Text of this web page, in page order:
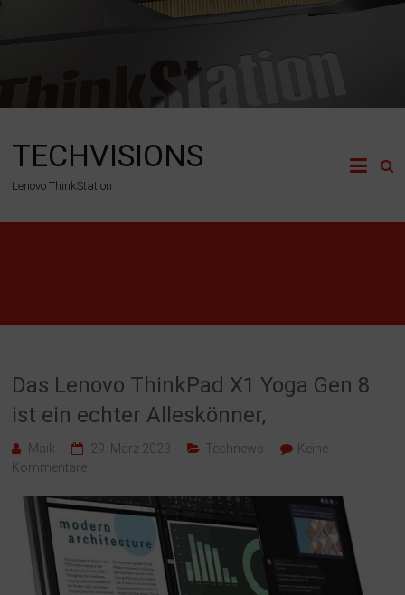
TECHVISIONS
Lenovo ThinkStation
Das Lenovo ThinkPad X1 Yoga Gen 8
ist ein echter Alleskönner,
Maik 29. März 2023 Technews
Keine
Kommentare